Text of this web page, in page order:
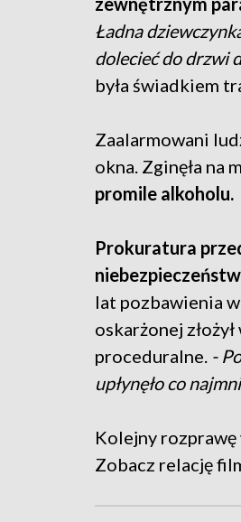
Ładna
dolecieć do drzwi
była świadkiem
Zaalarmowani
okna. Zginęła na
promile alkoholu.
Prokuratura
lat pozbawienia
oskarżonej
proceduralne. -
upłynęło co
Kolejny rozprawę
Zobacz relację